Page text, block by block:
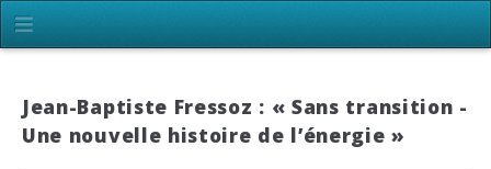
Jean-Baptiste Fressoz : « Sans transition -
Une nouvelle histoire de l’énergie »